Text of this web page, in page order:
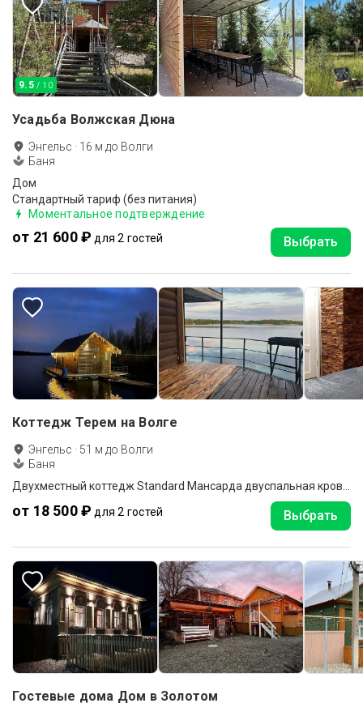
9.5 / 10
Усадьба Волжская Дюна
Энгельс · 16 м до Волги
Баня
Дом
Стандартный тариф (без питания)
Моментальное подтверждение
от 21 600 ₽ для 2 гостей Выбрать
Коттедж Терем на Волге
Энгельс · 51 м до Волги
Баня
от 18 500 ₽ для 2 гостей Выбрать
Гостевые дома Дом в Золотом